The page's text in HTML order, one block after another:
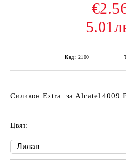
Код: 2100
Силикон Extra за Alcatel 4009
Цвят: